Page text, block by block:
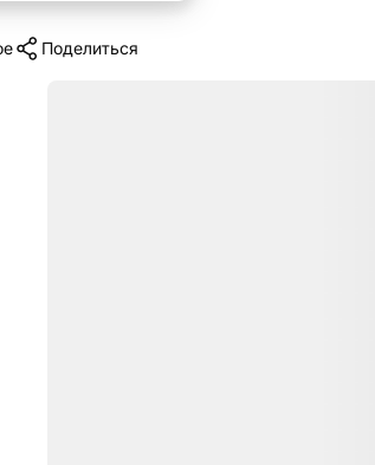
Поделиться